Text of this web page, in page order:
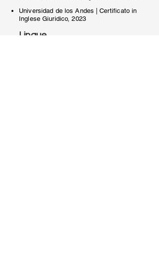
Universidad de los Andes |
Certificato in
Inglese Giuridico, 2023
Lingue